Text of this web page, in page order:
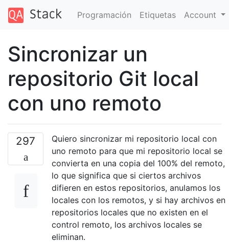
Programación Etiquetas Account
Sincronizar un
repositorio Git local
con uno remoto
297
Quiero sincronizar mi repositorio local con
uno remoto para que mi repositorio local se
convierta en una copia del 100% del remoto,
lo que significa que si ciertos archivos
difieren en estos repositorios, anulamos los
locales con los remotos, y si hay archivos en
repositorios locales que no existen en el
control remoto, los archivos locales se
eliminan.